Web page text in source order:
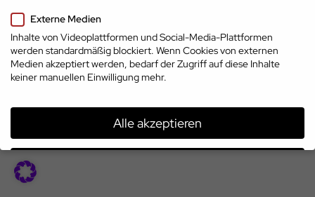
Top-Marken
treffen auf Top-
Talente
© 2026 | www.cp.jobs
Externe Medien
Inhalte von Videoplattformen und Social-Media-Plattformen
werden standardmäßig blockiert. Wenn Cookies von externen
Medien akzeptiert werden, bedarf der Zugriff auf diese Inhalte
keiner manuellen Einwilligung mehr.
Alle akzeptieren